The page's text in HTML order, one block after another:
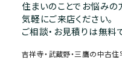
住まいのことでお悩みの
気軽にご来店ください。
ご相談・お見積りは無料
吉祥寺・武蔵野・三鷹の中古